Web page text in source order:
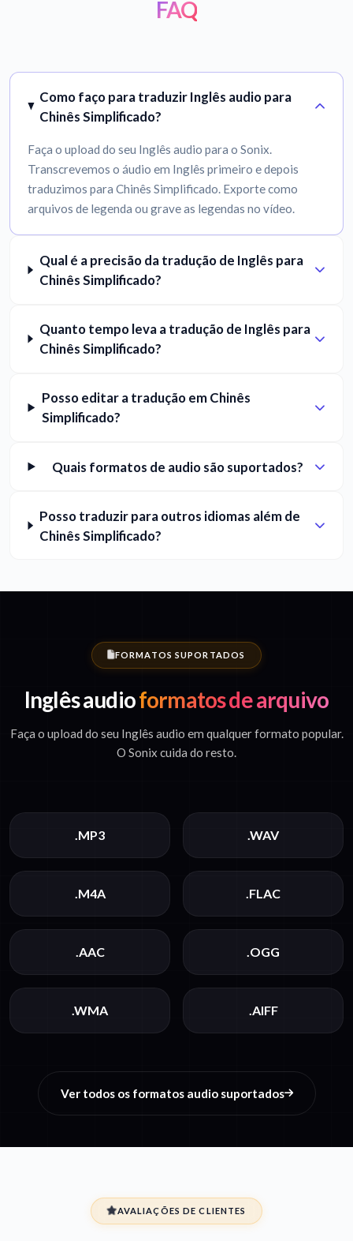
FAQ
Como faço para traduzir Inglês audio para
Chinês Simplificado?
Faça o upload do seu Inglês audio para o Sonix.
Transcrevemos o áudio em Inglês primeiro e depois
traduzimos para Chinês Simplificado. Exporte como
arquivos de legenda ou grave as legendas no vídeo.
Qual é a precisão da tradução de Inglês para
Chinês Simplificado?
Quanto tempo leva a tradução de Inglês para
Chinês Simplificado?
Posso editar a tradução em Chinês
Simplificado?
Quais formatos de audio são suportados?
Posso traduzir para outros idiomas além de
Chinês Simplificado?
FORMATOS SUPORTADOS
Inglês audioformatos de arquivo
Faça o upload do seu Inglês audio em qualquer formato popular.
O Sonix cuida do resto.
.MP3 .WAV
.M4A .FLAC
.AAC .OGG
.WMA .AIFF
Ver todos os formatos audio suportados
AVALIAÇÕES DE CLIENTES